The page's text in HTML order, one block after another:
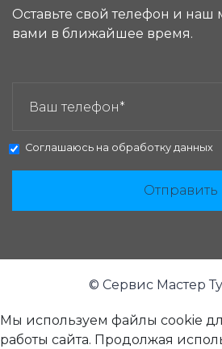
Оставьте свой телефон и наш
вами в ближайшее время.
Соглашаюсь на обработку данных
Отправить
© Сервис Мастер
Мы используем файлы cookie
работы сайта. Продолжая